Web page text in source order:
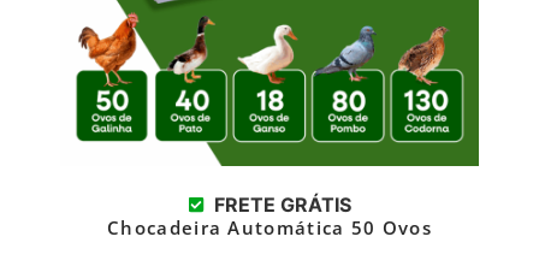
FRETE GRÁTIS
Chocadeira Automática 50 Ovos